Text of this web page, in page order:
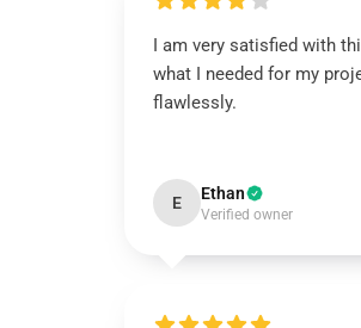
I am very satisfied with
what I needed for my
flawlessly.
E Ethan
Verified owner